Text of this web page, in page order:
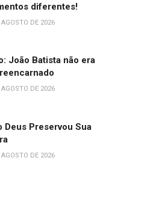
diferentes!
AGOSTO DE 2026
João Batista não era
AGOSTO DE 2026
Deus Preservou Sua
AGOSTO DE 2026